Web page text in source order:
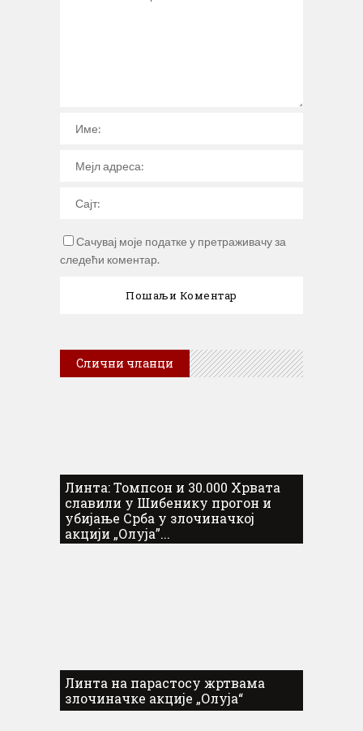
Сачувај моје податке у претраживачу за
следећи коментар.
Слични чланци
Линта: Томпсон и 30.000 Хрвата
славили у Шибенику прогон и
убијање Срба у злочиначкој
акцији „Олуја”...
Линта на парастосу жртвама
злочиначке акције „Олуја“